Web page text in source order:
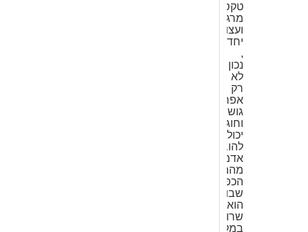
טקסט
מרגש
ועצוב
יחד
,
נכון
לא
רק
אפרת
גוש
וחוגים
יכולים
להוביל
אדם
מהמקום
הכפוי
שבו
הוא
שרוי
במקביל